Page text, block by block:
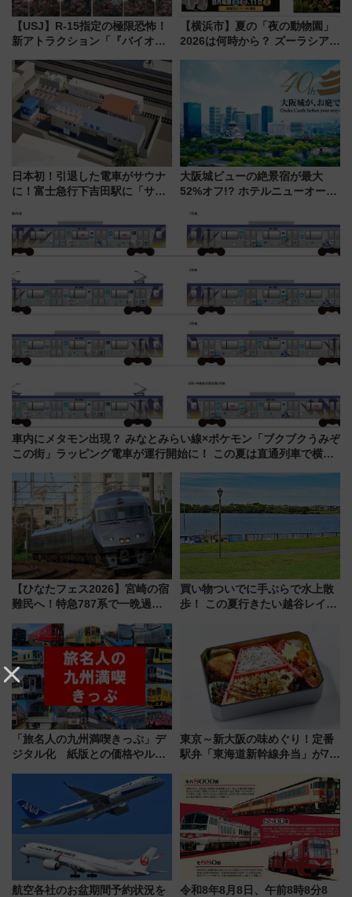
【USJ】R-15指定の極限恐怖！
新アトラクション「『バイオハ
ブ」今秋登場 ―予測不能の恐
怖に泣き叫べ―
【横浜市】夏の「夜の動物園」
2026は何時から？ ズーラシア・
見どころ、限定イベントを徹底
日本初！引退した電車がサウナ
に！富士急行下吉田駅に「サ電
業 行き交う電車の音や振動を
感じながら「ととのう」新感覚
大阪城ビューの絶景宿が最大
52%オフ!? ホテルニューオータ
ール」で秋の関西旅を豪華にす
る方法（8月20日まで！）
車内にメタモン出現？ みなとみらい線×ポケモン「ブクブクうみぞ
この街」ラッピング電車が運行開始に！ この夏は直通列車で横浜
【ひなたフェス2026】宮崎の宿
難民へ！特急787系で一晩過ご
ローおひさま」が救世主に？
買い物ついでに手ぶらで水上散
歩！ この夏行きたい越谷レイク
ア「LAKESIDE PARK」（埼玉
県越谷市）
「旅名人の九州満喫きっぷ」デ
ジタル化 紙版との価格やルー
東京～新大阪の味めぐり！定番
駅弁「東海道新幹線弁当」が7月
航空各社のお盆期間予約状況を
令和8年8月8日、午前8時8分8